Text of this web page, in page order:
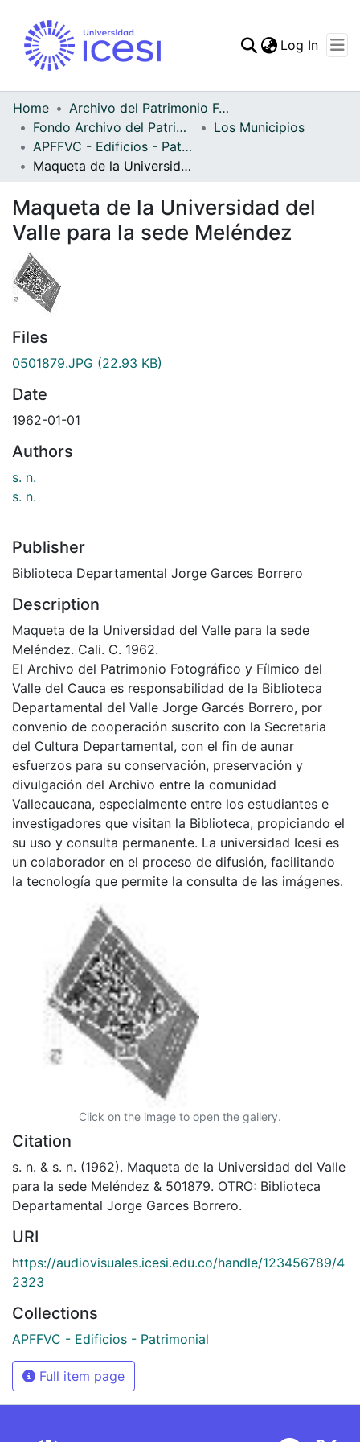
Statistics
Log In
Home
Archivo del Patrimonio Fotográfico y Fílmico del Valle del Cauca
Fondo Archivo del Patrimonio Fotográfico y Fílmico del Valle del Cauca
Los Municipios
APFFVC - Edificios - Patrimonial
Maqueta de la Universidad del Valle para la sede Meléndez
Maqueta de la Universidad del
Valle para la sede Meléndez
Files
0501879.JPG (22.93 KB)
Date
1962-01-01
Authors
s. n.
s. n.
Publisher
Biblioteca Departamental Jorge Garces Borrero
Description
Maqueta de la Universidad del Valle para la sede
Meléndez. Cali. C. 1962.
El Archivo del Patrimonio Fotográfico y Fílmico del
Valle del Cauca es responsabilidad de la Biblioteca
Departamental del Valle Jorge Garcés Borrero, por
convenio de cooperación suscrito con la Secretaria
del Cultura Departamental, con el fin de aunar
esfuerzos para su conservación, preservación y
divulgación del Archivo entre la comunidad
Vallecaucana, especialmente entre los estudiantes e
investigadores que visitan la Biblioteca, propiciando el
su uso y consulta permanente. La universidad Icesi es
un colaborador en el proceso de difusión, facilitando
la tecnología que permite la consulta de las imágenes.
Click on the image to open the gallery.
Citation
s. n. & s. n. (1962). Maqueta de la Universidad del Valle
para la sede Meléndez & 501879. OTRO: Biblioteca
Departamental Jorge Garces Borrero.
URI
https://audiovisuales.icesi.edu.co/handle/123456789/4
2323
Collections
APFFVC - Edificios - Patrimonial
Full item page